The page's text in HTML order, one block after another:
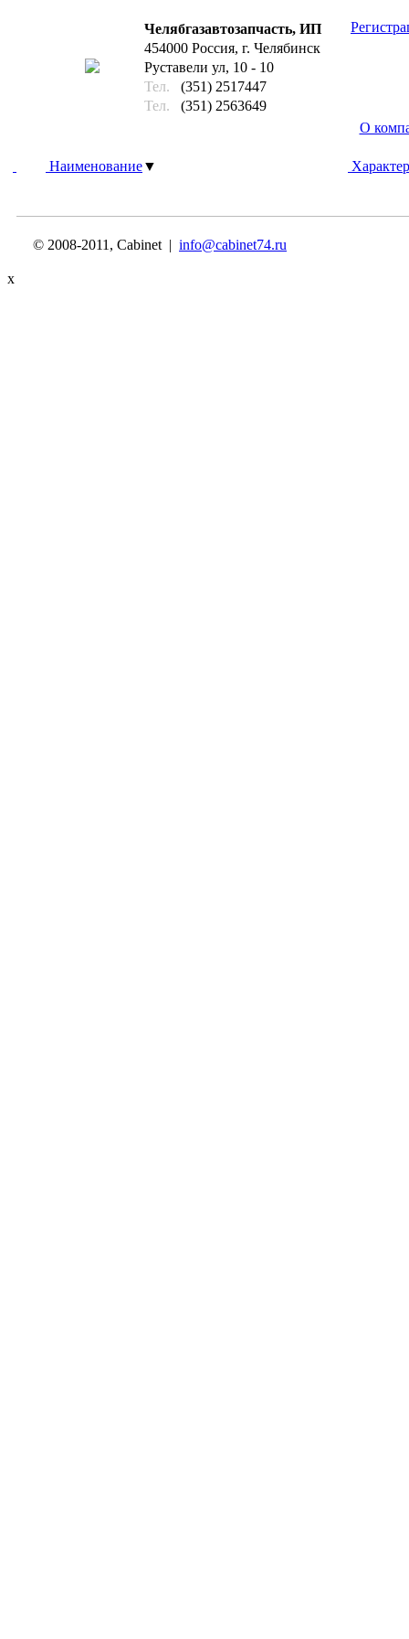
Челябгазавтозапчасть, ИП
454000 Россия, г. Челябинск
Руставели ул, 10 - 10
Тел.
(351) 2517447
Тел.
(351) 2563649
О
Наименование▼
© 2008-2011, Cabinet | info@cabinet74.ru
x